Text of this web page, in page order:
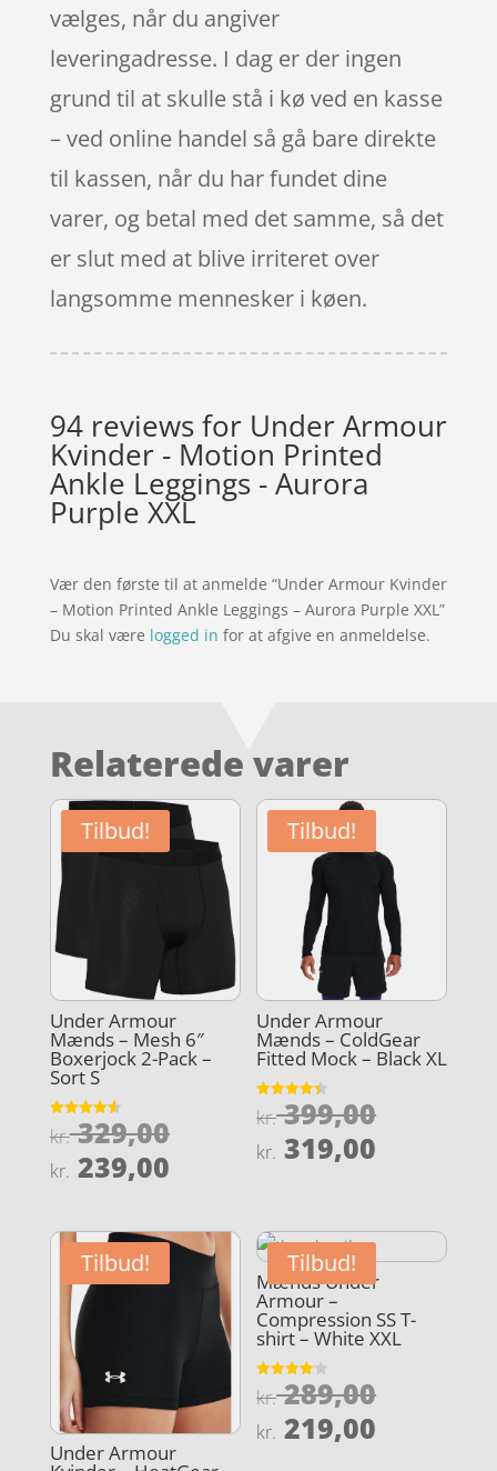
vælges, når du angiver
leveringadresse. I dag er der ingen
grund til at skulle stå i kø ved en kasse
– ved online handel så gå bare direkte
til kassen, når du har fundet dine
varer, og betal med det samme, så det
er slut med at blive irriteret over
langsomme mennesker i køen.
94 reviews for Under Armour
Kvinder - Motion Printed
Ankle Leggings - Aurora
Purple XXL
Vær den første til at anmelde “Under Armour Kvinder
– Motion Printed Ankle Leggings – Aurora Purple XXL”
Du skal være logged in for at afgive en anmeldelse.
Relaterede varer
Tilbud!
Under Armour
Mænds – Mesh 6″
Boxerjock 2-Pack –
Sort S
Vurderet
4.6
kr.329,00Den
oprindelige
kr. 329,00.
kr. 239,00Den
pris
er:
kr. 239,00.
Tilbud!
Under Armour
Mænds – ColdGear
Fitted Mock – Black XL
Vurderet
4.4
kr.399,00Den
kr.
kr. 319,00
er:
kr.
Tilbud!
Under Armour
Tilbud!
Mænds Under
Armour –
Compression SS T-
shirt – White XXL
Vurderet
4.1
kr.289,00Den
kr. 219,00